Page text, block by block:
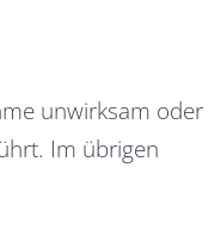
unwirksam oder
Im übrigen